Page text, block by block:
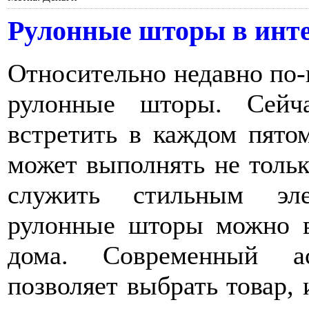
Рулонные шторы в
Относительно недавно
рулонные шторы.
встретить в каждом
может выполнять не
служить стильным
рулонные шторы можно
дома. Современный
позволяет выбрать